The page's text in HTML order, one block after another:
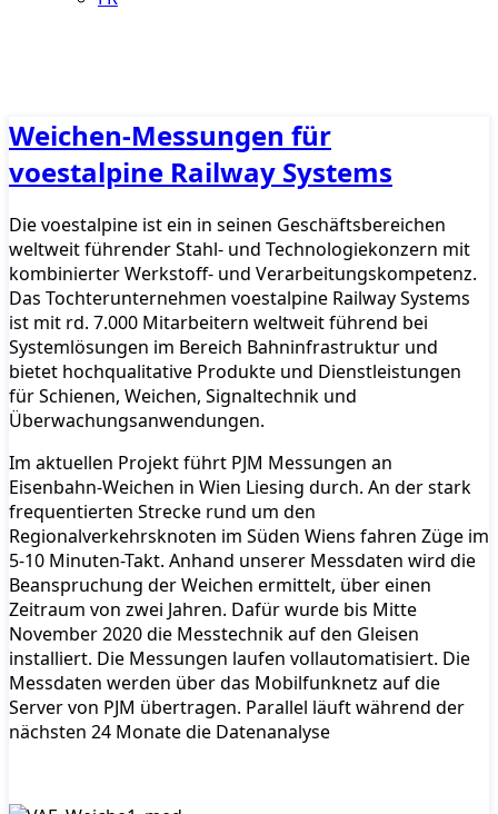
Weichen-Messungen für
voestalpine Railway Systems
Die voestalpine ist ein in seinen Geschäftsbereichen
weltweit führender Stahl- und Technologiekonzern mit
kombinierter Werkstoff- und Verarbeitungskompetenz.
Das Tochterunternehmen voestalpine Railway Systems
ist mit rd. 7.000 Mitarbeitern weltweit führend bei
Systemlösungen im Bereich Bahninfrastruktur und
bietet hochqualitative Produkte und Dienstleistungen
für Schienen, Weichen, Signaltechnik und
Überwachungsanwendungen.
Im aktuellen Projekt führt PJM Messungen an
Eisenbahn-Weichen in Wien Liesing durch. An der stark
frequentierten Strecke rund um den
Regionalverkehrsknoten im Süden Wiens fahren Züge im
5-10 Minuten-Takt. Anhand unserer Messdaten wird die
Beanspruchung der Weichen ermittelt, über einen
Zeitraum von zwei Jahren. Dafür wurde bis Mitte
November 2020 die Messtechnik auf den Gleisen
installiert. Die Messungen laufen vollautomatisiert. Die
Messdaten werden über das Mobilfunknetz auf die
Server von PJM übertragen. Parallel läuft während der
nächsten 24 Monate die Datenanalyse